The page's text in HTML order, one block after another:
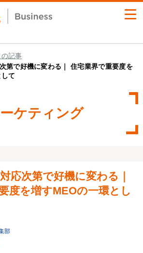
務支援サービス
ミナー・イベント
ケティング
記事
第で好機に変わる｜ 住宅業界で重要度を
て
応次第で好機に変わる｜
度を増すMEOの一環とし
部